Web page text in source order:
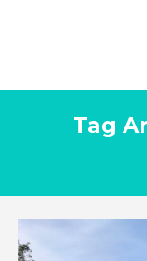
Tag